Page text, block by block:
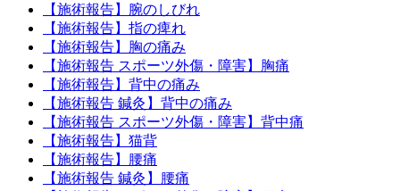
【施術報告】腕のしびれ
【施術報告】指の痺れ
【施術報告】胸の痛み
【施術報告 スポーツ外傷・障害】胸痛
【施術報告】背中の痛み
【施術報告 鍼灸】背中の痛み
【施術報告 スポーツ外傷・障害】背中痛
【施術報告】猫背
【施術報告】腰痛
【施術報告 鍼灸】腰痛